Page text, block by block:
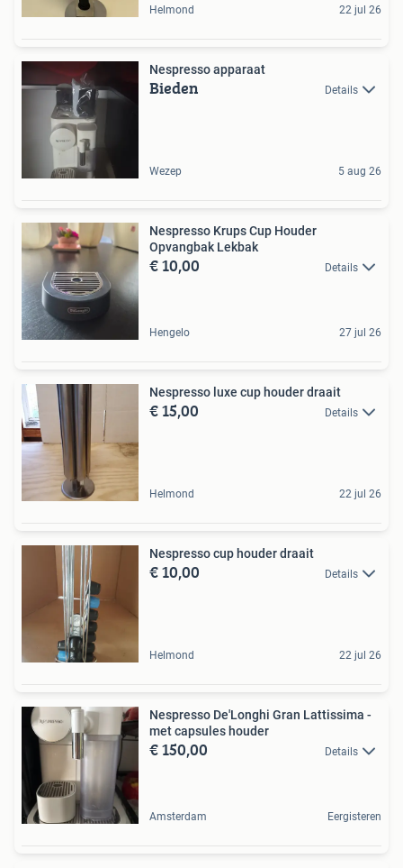
Helmond 22 jul 26
Nespresso apparaat
Bieden Details
Wezep 5 aug 26
Nespresso Krups Cup Houder
Opvangbak Lekbak
€ 10,00 Details
Hengelo 27 jul 26
Nespresso luxe cup houder draait
€ 15,00 Details
Helmond 22 jul 26
Nespresso cup houder draait
€ 10,00 Details
Helmond 22 jul 26
Nespresso De'Longhi Gran Lattissima -
met capsules houder
€ 150,00 Details
Amsterdam Eergisteren